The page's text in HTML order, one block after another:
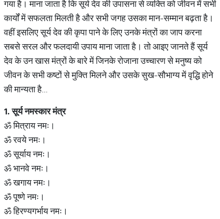
गया है। माना जाता है कि सूर्य देव की उपासना से व्यक्ति को जीवन में सभी
कार्यों में सफलता मिलती है और सभी जगह उसका मान-सम्मान बढ़ता है।
वहीं इसलिए सूर्य देव की कृपा पाने के लिए उनके मंत्रों का जाप करना
सबसे सरल और फलदायी उपाय माना जाता है। तो आइए जानते हैं सूर्य
देव के उन खास मंत्रों के बारे में जिनके रोजाना उच्चारण से मनुष्य को
जीवन के सभी कष्टों से मुक्ति मिलने और उसके सुख-सौभाग्य में वृद्धि होने
की मान्यता है...
1.सूर्यनमस्कारमंत्र
ॐ मित्राय नमः।
ॐ रवये नमः।
ॐ सूर्याय नमः।
ॐ भानवे नमः।
ॐ खगाय नमः।
ॐ पूष्णे नमः।
ॐ हिरण्यगर्भाय नमः।